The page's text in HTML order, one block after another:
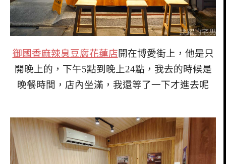
御國香麻辣臭豆腐花蓮店開在博愛街上，他是只
開晚上的，下午5點到晚上24點，我去的時候是
晚餐時間，店內坐滿，我還等了一下才進去呢